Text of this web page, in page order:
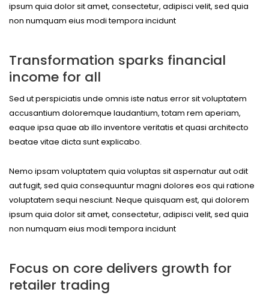
ipsum quia dolor sit amet, consectetur, adipisci velit, sed quia
non numquam eius modi tempora incidunt
Transformation sparks financial
income for all
Sed ut perspiciatis unde omnis iste natus error sit voluptatem
accusantium doloremque laudantium, totam rem aperiam,
eaque ipsa quae ab illo inventore veritatis et quasi architecto
beatae vitae dicta sunt explicabo.
Nemo ipsam voluptatem quia voluptas sit aspernatur aut odit
aut fugit, sed quia consequuntur magni dolores eos qui ratione
voluptatem sequi nesciunt. Neque quisquam est, qui dolorem
ipsum quia dolor sit amet, consectetur, adipisci velit, sed quia
non numquam eius modi tempora incidunt
Focus on core delivers growth for
retailer trading